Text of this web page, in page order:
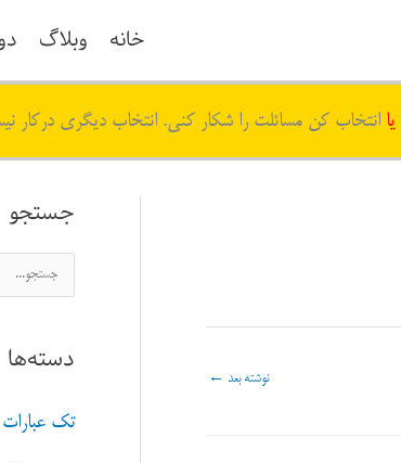
خانه وبلاگ
یا انتخاب کن مسائلت را شکار کنی. انتخاب دیگری درکار
نوشته بعد ←
جستجو
س
ج
ب
دسته‌ها
تک عبارات